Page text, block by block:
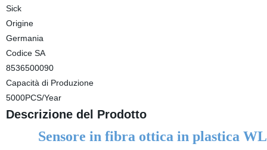
Sick
Origine
Germania
Codice SA
8536500090
Capacità di Produzione
5000PCS/Year
Descrizione del Prodotto
Sensore in fibra ottica in plastica